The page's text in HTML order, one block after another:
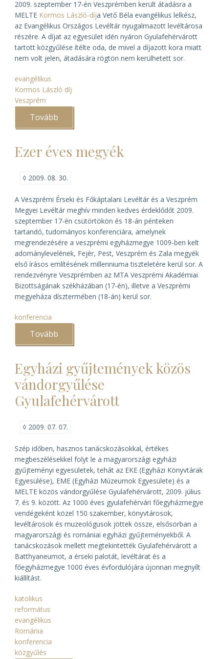
2009. szeptember 17-én Veszprémben került átadásra a
MELTE Kormos László-díja Vető Béla evangélikus lelkész,
az Evangélikus Országos Levéltár nyugalmazott levéltárosa
részére. A díjat az egyesület idén nyáron Gyulafehérvárott
tartott közgyűlése ítélte oda, de mivel a díjazott kora miatt
nem volt jelen, átadására rögtön nem kerülhetett sor.
evangélikus
Kormos László díj
Veszprém
Tovább
László-
átadása
Vető
Ezer éves megyék
◊ 2009. 08. 30.
A Veszprémi Érseki és Főkáptalani Levéltár és a Veszprém
Megyei Levéltár meghív minden kedves érdeklődőt 2009.
szeptember 17-én csütörtökön és 18-án pénteken
tartandó, tudományos konferenciára, amelynek
megrendezésére a veszprémi egyházmegye 1009-ben kelt
adománylevelének, Fejér, Pest, Veszprém és Zala megyék
első írásos említésének millenniuma tiszteletére kerül sor. A
rendezvényre Veszprémben az MTA Veszprémi Akadémiai
Bizottságának székházában (17-én), illetve a Veszprémi
megyeháza dísztermében (18-án) kerül sor.
konferencia
Tovább
megyék)
Egyházi gyűjtemények közös
vándorgyűlése
Gyulafehérvárott
◊ 2009. 07. 07.
Szép időben, hasznos tanácskozásokkal, értékes
megbeszélésekkel folyt le a magyarországi egyházi
gyűjteményi egyesületek, tehát az EKE (Egyházi Könyvtárak
Egyesülése), EME (Egyházi Múzeumok Egyesülete) és a
MELTE közös vándorgyűlése Gyulafehérvárott, 2009. július
7. és 9. között. Az 1000 éves gyulafehérvári főegyházmegye
vendégeként közel 150 szakember, könyvtárosok,
levéltárosok és muzeológusok jöttek össze, elsősorban a
magyarországi és romániai egyházi gyűjteményekből. A
tanácskozások mellett megtekintették Gyulafehérvárott a
Batthyaneumot, a érseki palotát, levéltárat és a
főegyházmegye 1000 éves évfordulójára újonnan megnyílt
kiállítást.
katolikus
református
evangélikus
Románia
konferencia
közgyűlés